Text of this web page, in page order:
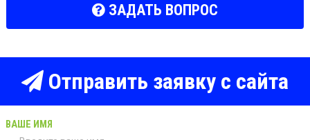
ЗАДАТЬ ВОПРОС
Отправить заявку с сайта
ВАШЕ ИМЯ